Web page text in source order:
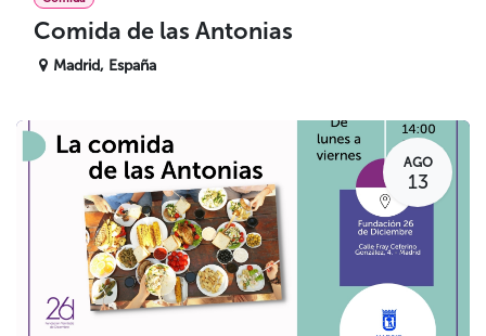
Comida de las Antonias
Madrid, España
AGO
13